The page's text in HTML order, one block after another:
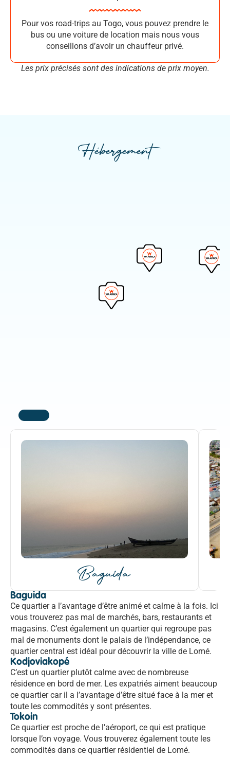
Pour vos road-trips au Togo, vous pouvez prendre le
bus ou une voiture de location mais nous vous
conseillons d’avoir un chauffeur privé.
Les prix précisés sont des indications de prix moyen.
Hébergement
Baguida
Baguida
Ce quartier a l’avantage d’être animé et calme à la fois. Ici
vous trouverez pas mal de marchés, bars, restaurants et
magasins. C’est également un quartier qui regroupe pas
mal de monuments dont le palais de l’indépendance, ce
quartier central est idéal pour découvrir la ville de Lomé.
Kodjoviakopé
C’est un quartier plutôt calme avec de nombreuse
résidence en bord de mer. Les expatriés aiment beaucoup
ce quartier car il a l’avantage d’être situé face à la mer et
toute les commodités y sont présentes.
Tokoin
Ce quartier est proche de l’aéroport, ce qui est pratique
lorsque l’on voyage. Vous trouverez également toute les
commodités dans ce quartier résidentiel de Lomé.